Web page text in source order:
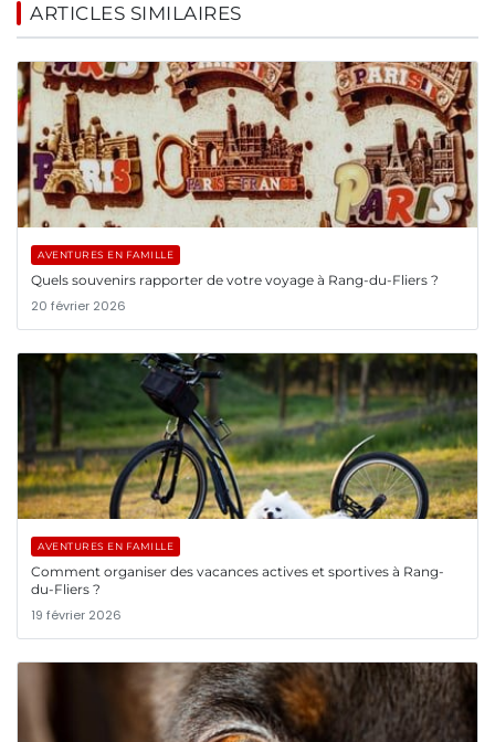
ARTICLES SIMILAIRES
AVENTURES EN FAMILLE
Quels souvenirs rapporter de votre voyage à Rang-du-Fliers ?
20 février 2026
AVENTURES EN FAMILLE
Comment organiser des vacances actives et sportives à Rang-
du-Fliers ?
19 février 2026